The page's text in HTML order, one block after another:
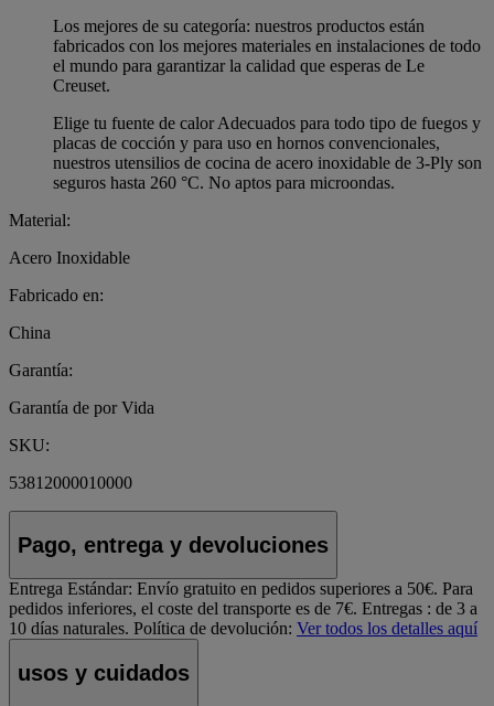
Los mejores de su categoría: nuestros productos están
fabricados con los mejores materiales en instalaciones de todo
el mundo para garantizar la calidad que esperas de Le
Creuset.
Elige tu fuente de calor Adecuados para todo tipo de fuegos y
placas de cocción y para uso en hornos convencionales,
nuestros utensilios de cocina de acero inoxidable de 3-Ply son
seguros hasta 260 °C. No aptos para microondas.
Material:
Acero Inoxidable
Fabricado en:
China
Garantía:
Garantía de por Vida
SKU:
53812000010000
Pago, entrega y devoluciones
Entrega Estándar: Envío gratuito en pedidos superiores a 50€. Para
pedidos inferiores, el coste del transporte es de 7€. Entregas : de 3 a
10 días naturales. Política de devolución: Ver todos los detalles aquí
usos y cuidados